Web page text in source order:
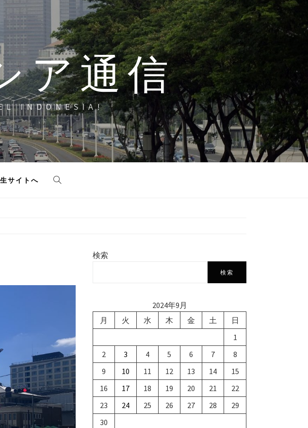
ア通信
INDONESIA!
サイトへ
検索
検索
2024年9月
月
火 水 木 金 土
日
1
2
3 4 5 6 7
8
9
10 11 12 13 14
15
16
17 18 19 20 21
22
23
24 25 26 27 28
29
30